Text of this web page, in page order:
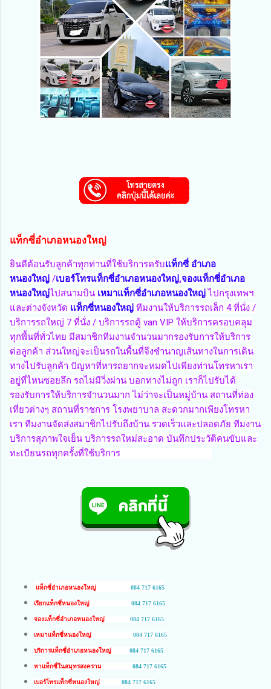
แท็กซี่อำเภอหนองใหญ่
ยินดีต้อนรับลูกค้าทุกท่านที่ใช้บริการครับแท็กซี่ อำเภอ
หนองใหญ่ /เบอร์โทรแท็กซี่อำเภอหนองใหญ่,จองแท็กซี่อำเภอ
หนองใหญ่ไปสนามบิน เหมาแท็กซี่อำเภอหนองใหญ่ไปกรุงเทพฯ
และต่างจังหวัด แท็กซี่หนองใหญ่ ทีมงานให้บริการรถเล็ก 4 ที่นั่ง /
บริการรถใหญ่ 7 ที่นั่ง / บริการรถตู้ van VIP ให้บริการครอบคลุม
ทุกพื้นที่ทั่วไทย มีสมาชิกทีมงานจำนวนมากรองรับการให้บริการ
ต่อลูกค้า ส่วนใหญ่จะเป็นรถในพื้นที่จึงชำนาญเส้นทางในการเดิน
ทางไปรับลูกค้า ปัญหาที่หารถยากจะหมดไปเพียงท่านโทรหาเรา
อยู่ที่ไหนซอยลึก รถไม่มีวิ่งผ่าน บอกทางไม่ถูก เราก็ไปรับได้
รองรับการให้บริการจำนวนมาก ไม่ว่าจะเป็นหมู่บ้าน สถานที่ท่อง
เที่ยวต่างๆ สถานที่ราชการ โรงพยาบาล สะดวกมากเพียงโทรหา
เรา ทีมงานจัดส่งสมาชิกไปรับถึงบ้าน รวดเร็วและปลอดภัย ทีมงาน
บริการสุภาพใจเย็น บริการรถใหม่สะอาด บันทึกประวัติคนขับและ
ทะเบียนรถทุกครั้งที่ใช้บริการ
แท็กซี่อำเภอหนองใหญ่ 084 717 6165
เรียกแท็กซี่หนองใหญ่ 084 717 6165
จองแท็กซี่อำเภอหนองใหญ่ 084 717 6165
เหมาแท็กซี่หนองใหญ่ 084 717 6165
บริการแท็กซี่อำเภอหนองใหญ่ 084 717 6165
หาแท็กซี่ในสมุทรสงคราม 084 717 6165
เบอร์โทรแท็กซี่หนองใหญ่ 084 717 6165